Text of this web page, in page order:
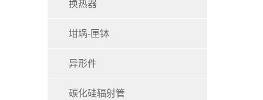
换热器
坩埚-匣钵
异形件
碳化硅辐射管